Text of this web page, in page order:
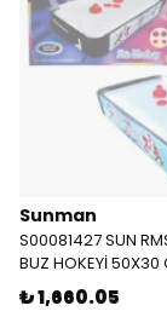
Sunman
S00081427 SUN
BUZ HOKEYİ 50X30
₺ 1,660.05